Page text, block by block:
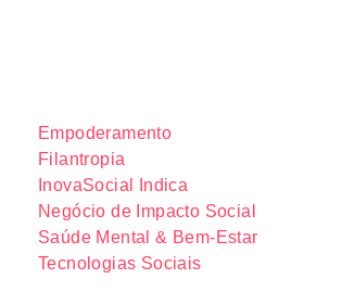
Empoderamento
Filantropia
InovaSocial Indica
Negócio de Impacto Social
Saúde Mental & Bem-Estar
Tecnologias Sociais